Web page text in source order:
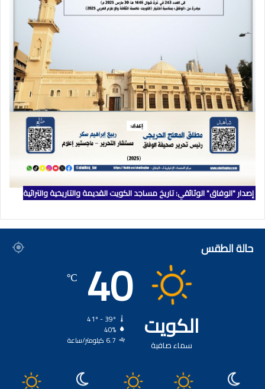
إصدار "الوفاق" الوثائقي: تاريخ مساجد الكويت القديمة والتاريخية والتراثية
حالة الطقس
الكويت
سماء صافية
40
℃
40%
6.7 كيلومتر/ساعة